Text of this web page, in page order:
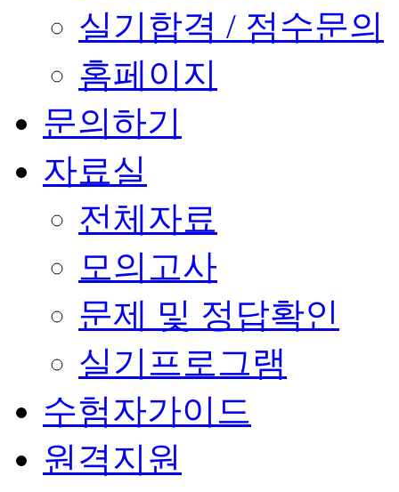
실기합격 / 점수문의
홈페이지
문의하기
자료실
전체자료
모의고사
문제 및 정답확인
실기프로그램
수험자가이드
원격지원